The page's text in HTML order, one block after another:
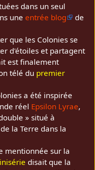
dans un seul
une entrée blog
de
que les Colonies se
d'étoiles et partagent
est finalement
télé du premier
a été inspirée
réel Epsilon Lyrae,
» situé à
la Terre dans la
mentionnée sur la
disait que la